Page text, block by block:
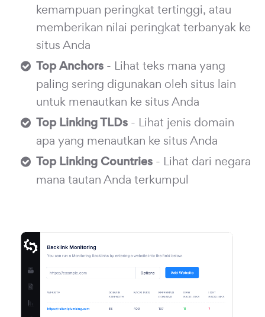
kemampuan peringkat tertinggi, atau
memberikan nilai peringkat terbanyak ke
situs Anda
Top Anchors - Lihat teks mana yang
paling sering digunakan oleh situs lain
untuk menautkan ke situs Anda
Top Linking TLDs - Lihat jenis domain
apa yang menautkan ke situs Anda
Top Linking Countries - Lihat dari negara
mana tautan Anda terkumpul